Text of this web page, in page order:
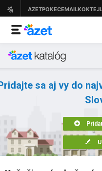
sa aj vy do